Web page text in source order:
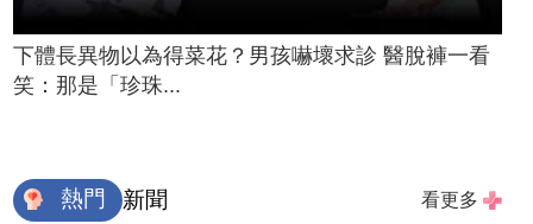
下體長異物以為得菜花？男孩嚇壞求診 醫脫褲一看
笑：那是「珍珠...
熱門 新聞 看更多